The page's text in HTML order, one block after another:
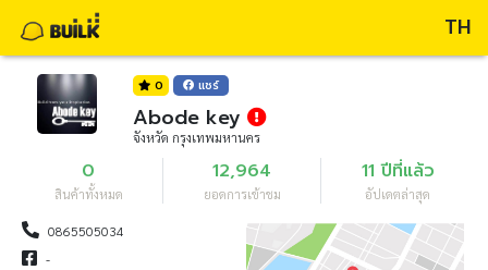
TH
0 แชร์
Abode key
จังหวัด กรุงเทพมหานคร
0
สินค้าทั้งหมด
12,964
ยอดการเข้าชม
11 ปีที่แล้ว
อัปเดตล่าสุด
0865505034
-